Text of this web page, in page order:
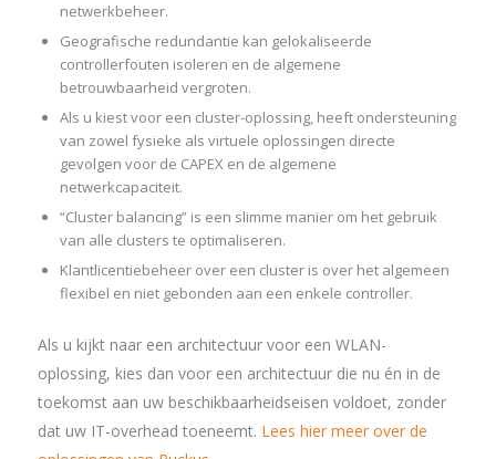
netwerkbeheer.
Geografische redundantie kan gelokaliseerde
controllerfouten isoleren en de algemene
betrouwbaarheid vergroten.
Als u kiest voor een cluster-oplossing, heeft ondersteuning
van zowel fysieke als virtuele oplossingen directe
gevolgen voor de CAPEX en de algemene
netwerkcapaciteit.
“Cluster balancing” is een slimme manier om het gebruik
van alle clusters te optimaliseren.
Klantlicentiebeheer over een cluster is over het algemeen
flexibel en niet gebonden aan een enkele controller.
Als u kijkt naar een architectuur voor een WLAN-
oplossing, kies dan voor een architectuur die nu én in de
toekomst aan uw beschikbaarheidseisen voldoet, zonder
dat uw IT-overhead toeneemt. Lees hier meer over de